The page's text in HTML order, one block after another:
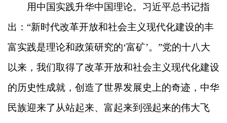
用中国实践升华中国理论。习近平总书记指
出：“新时代改革开放和社会主义现代化建设的丰
富实践是理论和政策研究的‘富矿’。”党的十八大
以来，我们取得了改革开放和社会主义现代化建设
的历史性成就，创造了世界发展史上的奇迹，中华
民族迎来了从站起来、富起来到强起来的伟大飞